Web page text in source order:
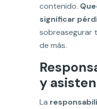
contenido.
significar
sobreasegurar
de más.
y
La